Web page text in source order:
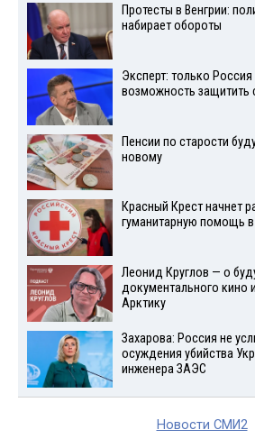
Протесты в Венгрии:
набирает обороты
Эксперт: только
возможность защитить
Пенсии по старости
новому
Красный Крест начнет
гуманитарную помощь
Леонид Круглов — о
документального кино
Арктику
Захарова: Россия не
осуждения убийства
инженера ЗАЭС
Новости СМИ2